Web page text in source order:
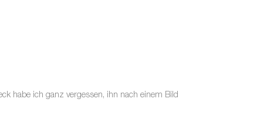
habe ich ganz vergessen, ihn nach einem Bild